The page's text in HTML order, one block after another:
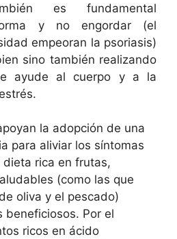
es fundamental
y no engordar (el
empeoran la psoriasis)
sino también realizando
ayude al cuerpo y a la
la adopción de una
para aliviar los síntomas
rica en frutas,
(como las que
oliva y el pescado)
beneficiosos. Por el
ricos en ácido